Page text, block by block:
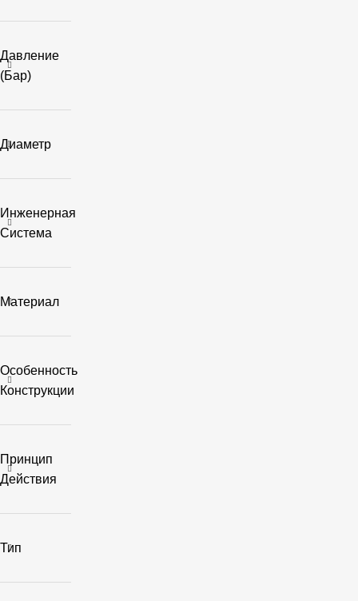
Давление
(бар)
Диаметр
Инженерная
Система
Материал
Особенность
Конструкции
Принцип
Действия
Тип